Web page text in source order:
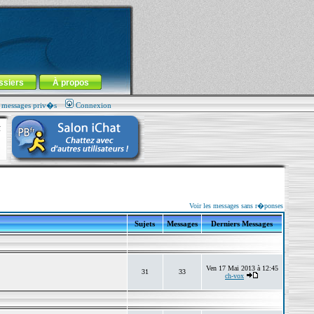
À propos
priv�s Connexion
Voir les messages sans r�ponses
Sujets Messages Derniers Messages
31 33
Ven 17 Mai 2013 à 12:45
ch-vox